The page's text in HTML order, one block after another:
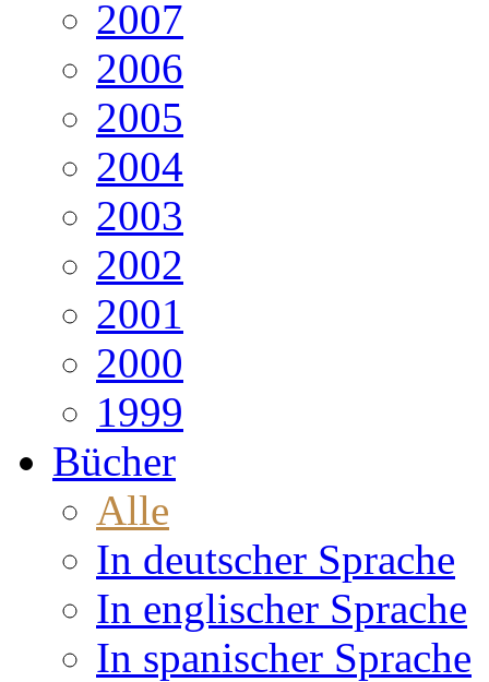
2007
2006
2005
2004
2003
2002
2001
2000
1999
Bücher
Alle
In deutscher Sprache
In englischer Sprache
In spanischer Sprache